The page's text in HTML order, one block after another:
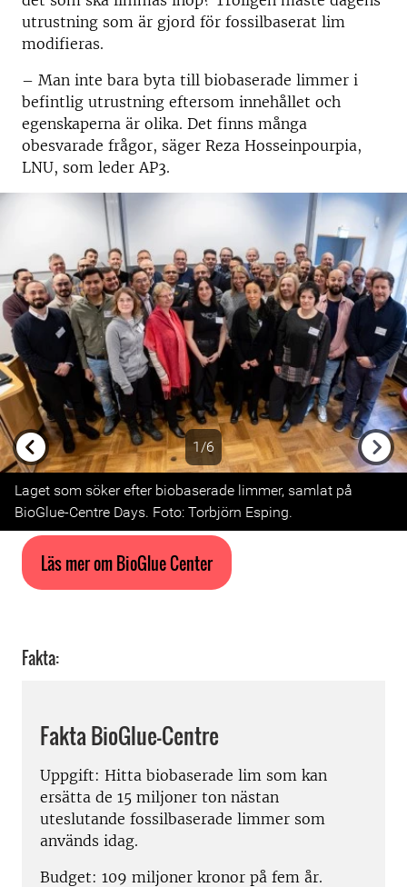
utrustning som är gjord för fossilbaserat lim
modifieras.
– Man inte bara byta till biobaserade limmer i
befintlig utrustning eftersom innehållet och
egenskaperna är olika. Det finns många
obesvarade frågor, säger Reza Hosseinpourpia,
LNU, som leder AP3.
1/6
Laget som söker efter biobaserade limmer, samlat på
BioGlue-Centre Days. Foto: Torbjörn Esping.
Läs mer om BioGlue Center
Fakta:
Fakta BioGlue-Centre
Uppgift: Hitta biobaserade lim som kan
ersätta de 15 miljoner ton nästan
uteslutande fossilbaserade limmer som
används idag.
Budget: 109 miljoner kronor på fem år.